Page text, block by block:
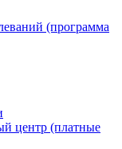
(программа
центр (платные